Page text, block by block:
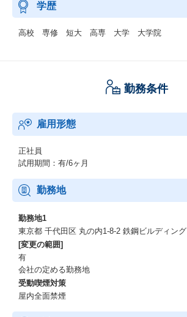
学歴
高校 専修 短大 高専 大学 大学院
勤務条件
雇用形態
正社員
試用期間：有/6ヶ月
勤務地
勤務地1
東京都 千代田区 丸の内1-8-2 鉄鋼ビルディング
[変更の範囲]
有
会社の定める勤務地
受動喫煙対策
屋内全面禁煙